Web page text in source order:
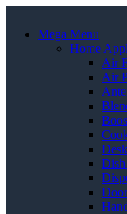
Mega Menu
Home
Air
Air